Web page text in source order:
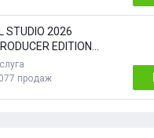
STUDIO 2026
EDITION
продаж